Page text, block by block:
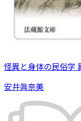
怪異と身体の民俗学
安井眞奈美